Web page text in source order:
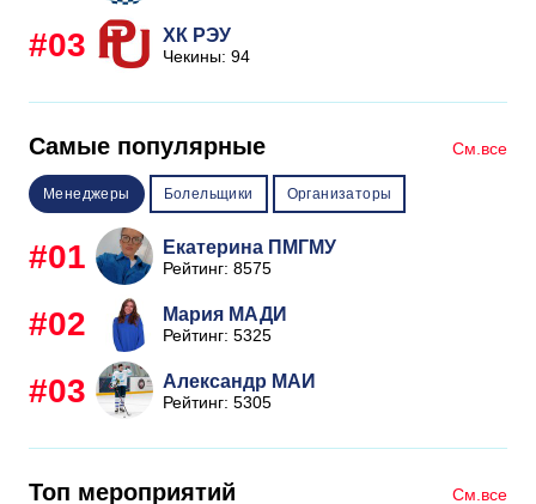
#03 ХК РЭУ
Чекины: 94
Самые популярные См.все
Менеджеры Болельщики Организаторы
#01 Екатерина ПМГМУ
Рейтинг: 8575
#02 Мария МАДИ
Рейтинг: 5325
#03 Александр МАИ
Рейтинг: 5305
Топ мероприятий См.все